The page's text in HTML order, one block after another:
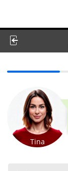
Tina